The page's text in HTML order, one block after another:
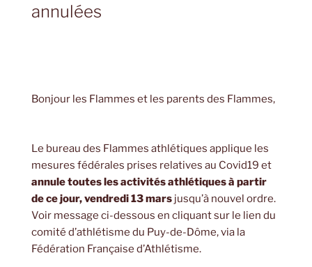
annulées
Bonjour les Flammes et les parents des Flammes,
Le bureau des Flammes athlétiques applique les
mesures fédérales prises relatives au Covid19 et
annule toutes les activités athlétiques à partir
de ce jour, vendredi 13 mars jusqu’à nouvel ordre.
Voir message ci-dessous en cliquant sur le lien du
comité d’athlétisme du Puy-de-Dôme, via la
Fédération Française d’Athlétisme.